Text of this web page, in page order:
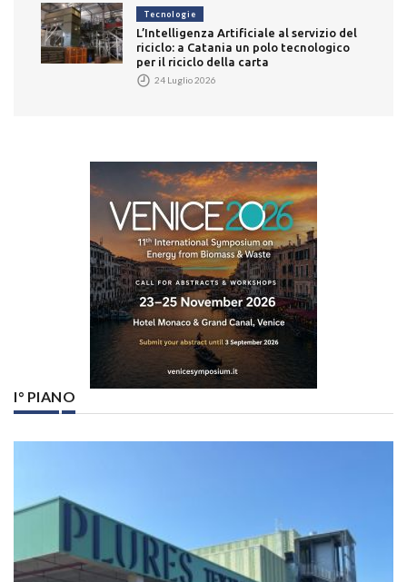
Tecnologie
L’Intelligenza Artificiale al servizio del
riciclo: a Catania un polo tecnologico
per il riciclo della carta
24 Luglio 2026
I° PIANO